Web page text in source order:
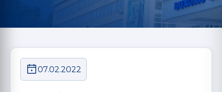
07.02.2022